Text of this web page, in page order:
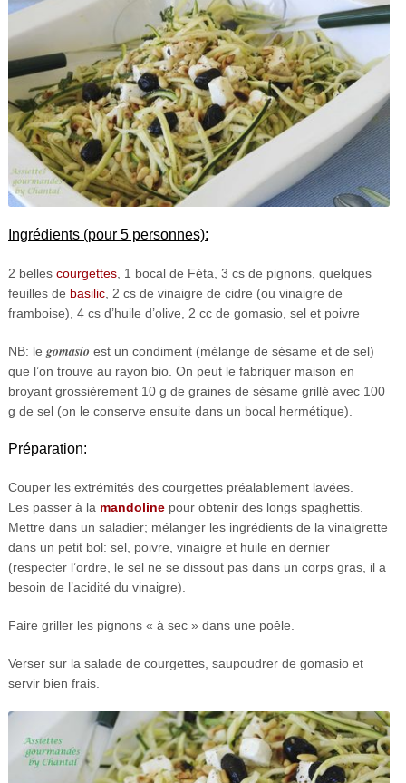
Ingrédients (pour 5 personnes):
2 belles courgettes, 1 bocal de Féta, 3 cs de pignons, quelques
feuilles de basilic, 2 cs de vinaigre de cidre (ou vinaigre de
framboise), 4 cs d’huile d’olive, 2 cc de gomasio, sel et poivre
NB: le gomasio est un condiment (mélange de sésame et de sel)
que l’on trouve au rayon bio. On peut le fabriquer maison en
broyant grossièrement 10 g de graines de sésame grillé avec 100
g de sel (on le conserve ensuite dans un bocal hermétique).
Préparation:
Couper les extrémités des courgettes préalablement lavées.
Les passer à la mandolinepour obtenir des longs spaghettis.
Mettre dans un saladier; mélanger les ingrédients de la vinaigrette
dans un petit bol: sel, poivre, vinaigre et huile en dernier
(respecter l’ordre, le sel ne se dissout pas dans un corps gras, il a
besoin de l’acidité du vinaigre).
Faire griller les pignons « à sec » dans une poêle.
Verser sur la salade de courgettes, saupoudrer de gomasio et
servir bien frais.